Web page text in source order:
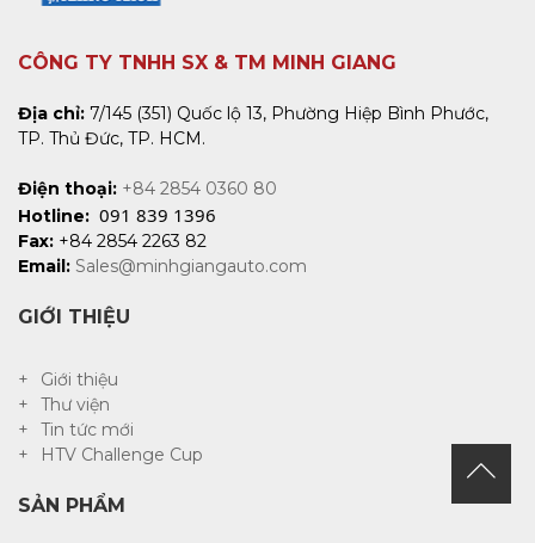
CÔNG TY TNHH SX & TM MINH GIANG
Địa chỉ: 7/145 (351) Quốc lộ 13, Phường Hiệp Bình Phước,
TP. Thủ Đức, TP. HCM.
Điện thoại: +84 2854 0360 80
Hotline: 091 839 1396
Fax: +84 2854 2263 82
Email: Sales@minhgiangauto.com
GIỚI THIỆU
Giới thiệu
Thư viện
Tin tức mới
HTV Challenge Cup
SẢN PHẨM